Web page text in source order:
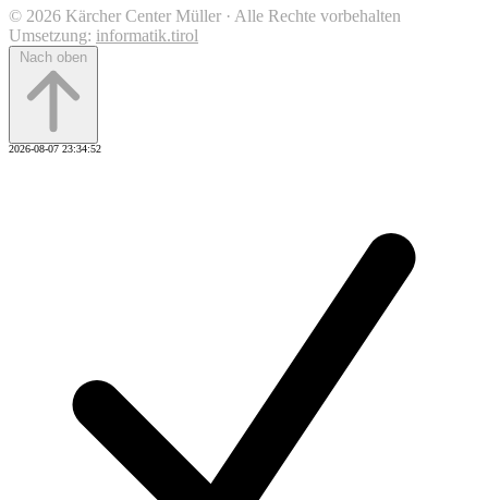
© 2026 Kärcher Center Müller · Alle Rechte vorbehalten
Umsetzung: informatik.tirol
Nach oben
2026-08-07 23:34:52